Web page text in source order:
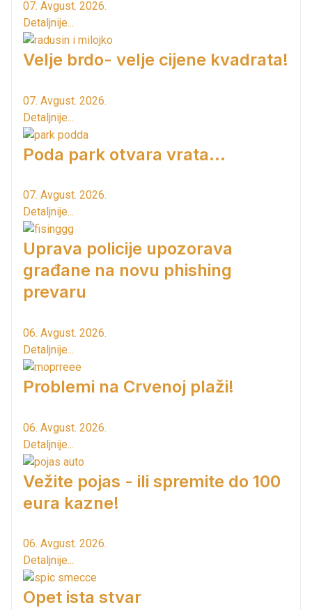
07. Avgust. 2026.
Detaljnije...
Velje brdo- velje cijene kvadrata!
07. Avgust. 2026.
Detaljnije...
Poda park otvara vrata...
07. Avgust. 2026.
Detaljnije...
Uprava policije upozorava
građane na novu phishing
prevaru
06. Avgust. 2026.
Detaljnije...
Problemi na Crvenoj plaži!
06. Avgust. 2026.
Detaljnije...
Vežite pojas - ili spremite do 100
eura kazne!
06. Avgust. 2026.
Detaljnije...
Opet ista stvar